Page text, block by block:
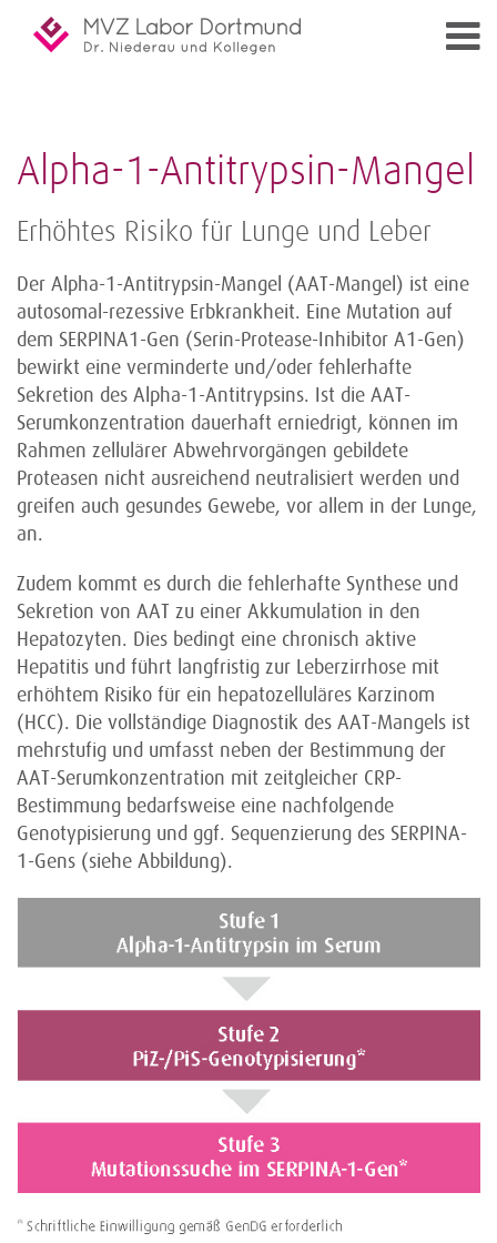
Alpha-1-Antitrypsin-Mangel
Erhöhtes Risiko für Lunge und Leber
Der Alpha-1-Antitrypsin-Mangel (AAT-Mangel) ist eine
autosomal-rezessive Erbkrankheit. Eine Mutation auf
dem SERPINA1-Gen (Serin-Protease-Inhibitor A1-Gen)
bewirkt eine verminderte und/oder fehlerhafte
Sekretion des Alpha-1-Antitrypsins. Ist die AAT-
Serumkonzentration dauerhaft erniedrigt, können im
Rahmen zellulärer Abwehrvorgängen gebildete
Proteasen nicht ausreichend neutralisiert werden und
greifen auch gesundes Gewebe, vor allem in der Lunge,
an.
Zudem kommt es durch die fehlerhafte Synthese und
Sekretion von AAT zu einer Akkumulation in den
Hepatozyten. Dies bedingt eine chronisch aktive
Hepatitis und führt langfristig zur Leberzirrhose mit
erhöhtem Risiko für ein hepatozelluläres Karzinom
(HCC). Die vollständige Diagnostik des AAT-Mangels ist
mehrstufig und umfasst neben der Bestimmung der
AAT-Serumkonzentration mit zeitgleicher CRP-
Bestimmung bedarfsweise eine nachfolgende
Genotypisierung und ggf. Sequenzierung des SERPINA-
1-Gens (siehe Abbildung).